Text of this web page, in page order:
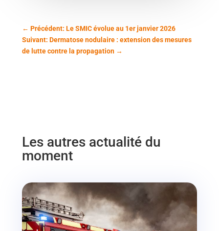
← Précédent: Le SMIC évolue au 1er janvier 2026
Suivant: Dermatose nodulaire : extension des mesures
de lutte contre la propagation→
Les autres actualité du
moment